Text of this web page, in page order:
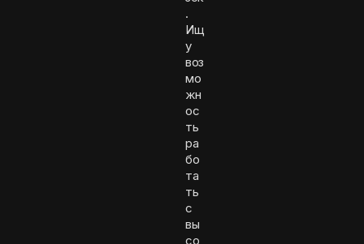
.
Ищ
у
воз
мо
жн
ос
ть
ра
бо
та
ть
с
вы
со